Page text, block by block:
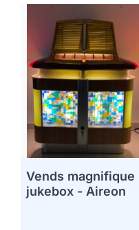
Vends magnifique
jukebox - Aireon